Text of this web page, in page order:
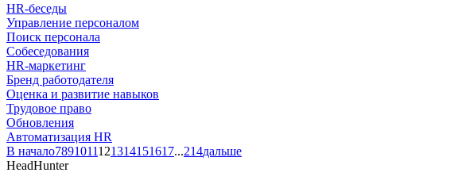
HR-беседы
Управление персоналом
Поиск персонала
Собеседования
HR-маркетинг
Бренд работодателя
Оценка и развитие навыков
Трудовое право
Обновления
Автоматизация HR
В начало7891011121314151617...214дальше
HeadHunter